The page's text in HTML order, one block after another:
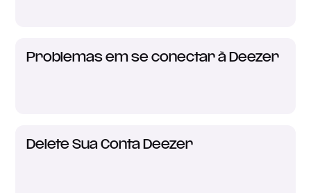
Problemas em se conectar à Deezer
Delete Sua Conta Deezer